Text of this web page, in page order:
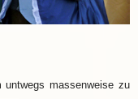
massenweise zu